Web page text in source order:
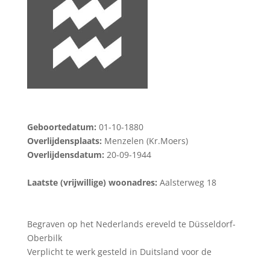
Geboortedatum: 01-10-1880
Overlijdensplaats: Menzelen (Kr.Moers)
Overlijdensdatum: 20-09-1944
Laatste (vrijwillige) woonadres: Aalsterweg 18
Begraven op het Nederlands ereveld te Düsseldorf-
Oberbilk
Verplicht te werk gesteld in Duitsland voor de